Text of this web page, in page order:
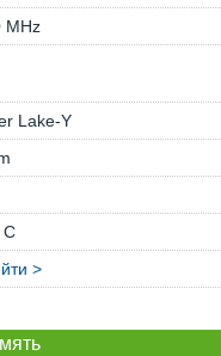
MHz
Lake-Y
C
>